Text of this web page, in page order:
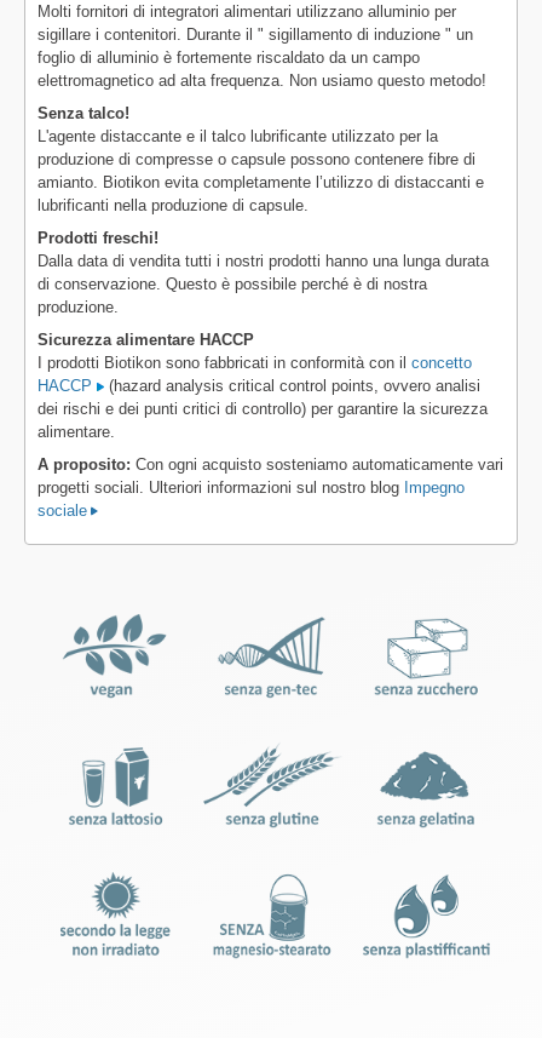
Molti fornitori di integratori alimentari utilizzano alluminio per
sigillare i contenitori. Durante il " sigillamento di induzione " un
foglio di alluminio è fortemente riscaldato da un campo
elettromagnetico ad alta frequenza. Non usiamo questo metodo!
Senza talco!
L'agente distaccante e il talco lubrificante utilizzato per la
produzione di compresse o capsule possono contenere fibre di
amianto. Biotikon evita completamente l’utilizzo di distaccanti e
lubrificanti nella produzione di capsule.
Prodotti freschi!
Dalla data di vendita tutti i nostri prodotti hanno una lunga durata
di conservazione. Questo è possibile perché è di nostra
produzione.
Sicurezza alimentare HACCP
I prodotti Biotikon sono fabbricati in conformità con il concetto
HACCP
(hazard analysis critical control points, ovvero analisi
dei rischi e dei punti critici di controllo) per garantire la sicurezza
alimentare.
A proposito: Con ogni acquisto sosteniamo automaticamente vari
progetti sociali. Ulteriori informazioni sul nostro blog Impegno
sociale